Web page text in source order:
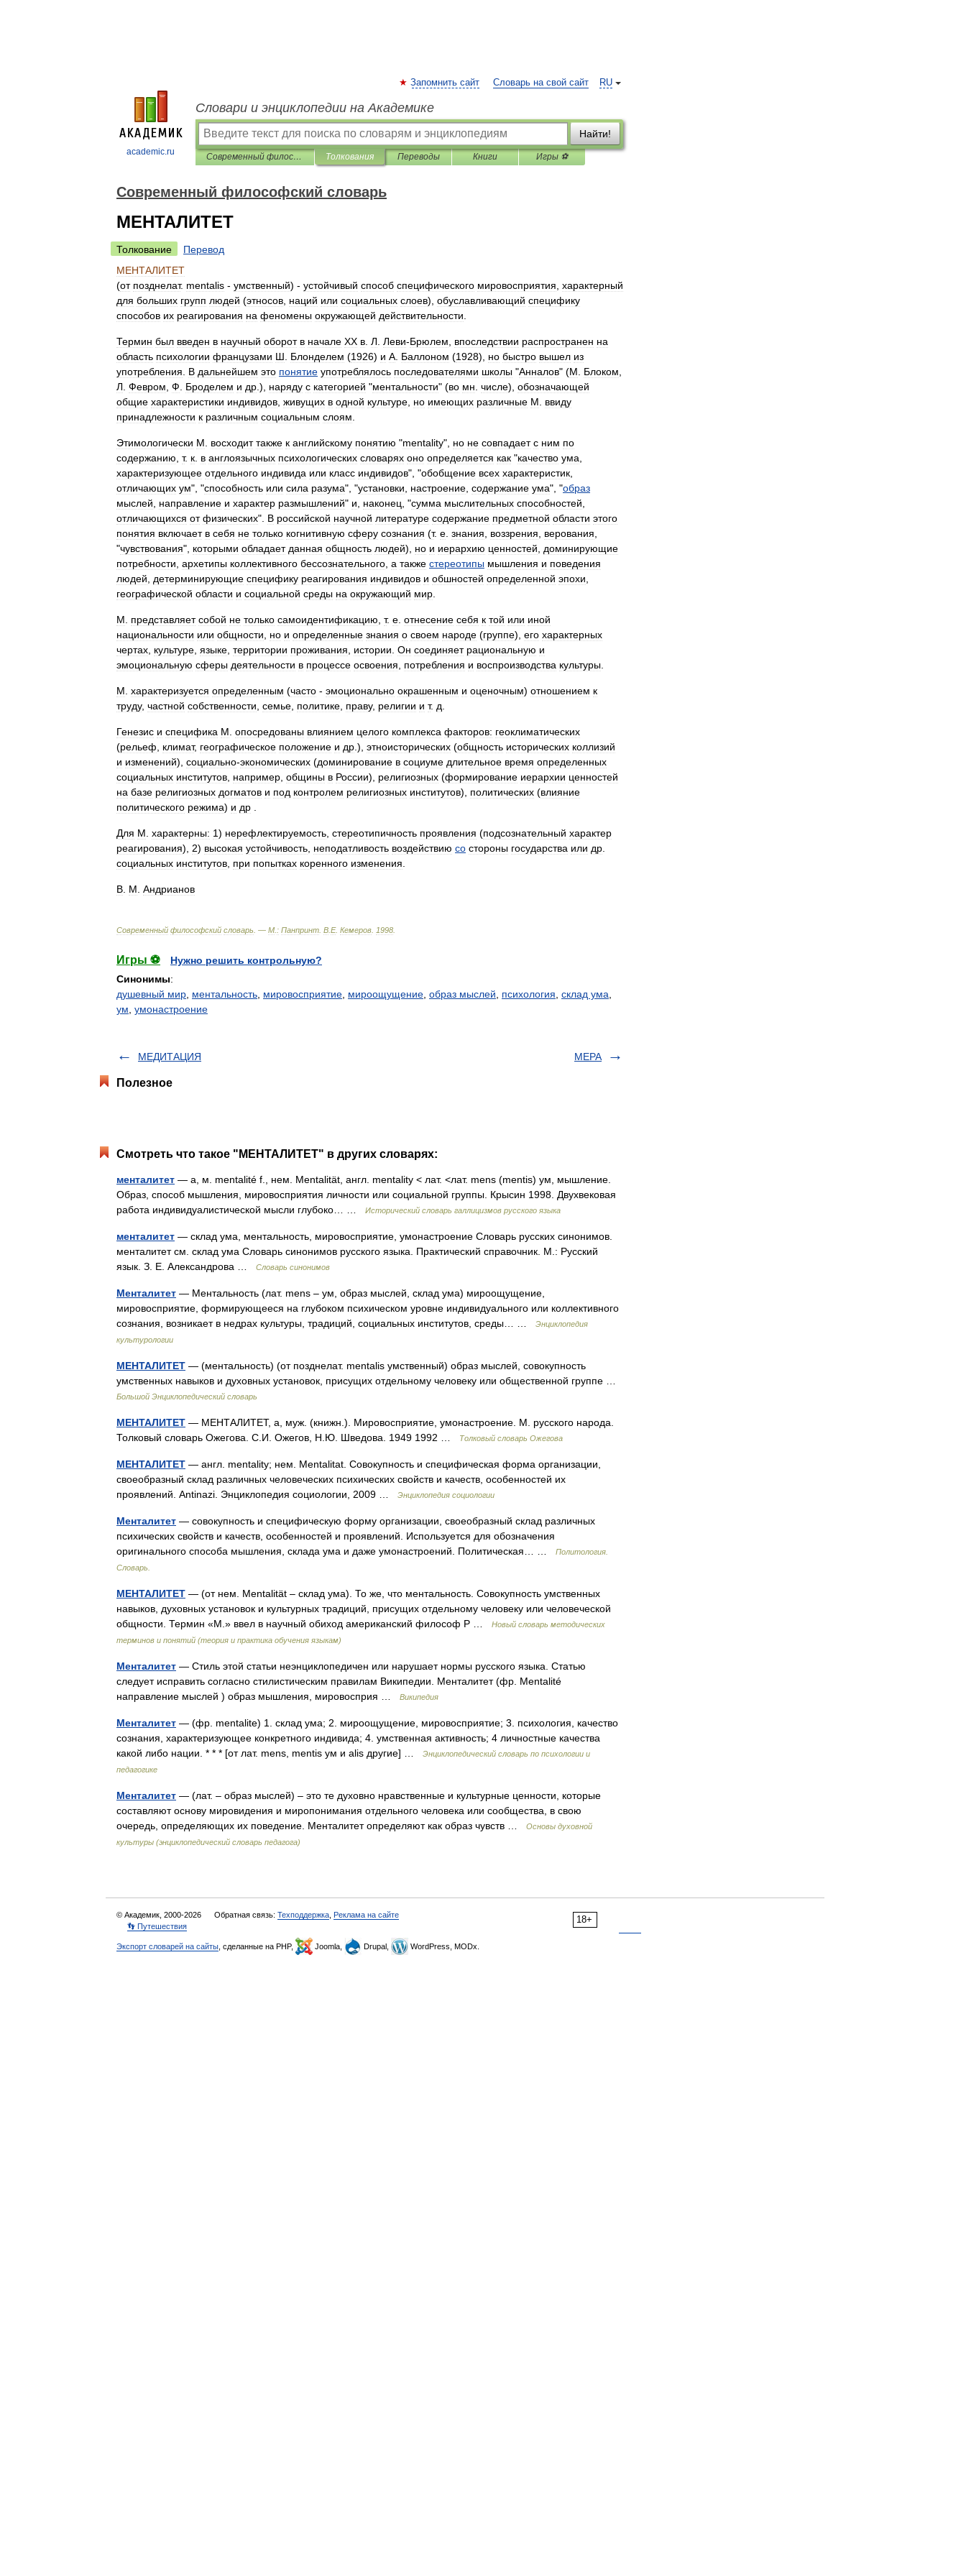
academic.ru
RU
Запомнить сайт Словарь на свой сайт
Словари и энциклопедии на Академике
Найти!
Современный философский словарь Толкования Переводы Книги Игры ⚽
Современный философский словарь
МЕНТАЛИТЕТ
Толкование
Перевод
МЕНТАЛИТЕТ
(от позднелат. mentalis - умственный) - устойчивый способ специфического мировосприятия характерный
для больших групп людей (этносов наций или социальных слоев), обуславливающий специфику
способов их реагирования на феномены окружающей действительности
Термин был введен в научный оборот в начале XX в Л Леви-Брюлем впоследствии распространен на
область психологии французами Ш Блонделем (1926) и А Баллоном (1928), но быстро вышел из
употребления
В дальнейшем это понятие употреблялось последователями школы "Анналов" (М Блоком
Л Февром Ф Броделем и др .), наряду с категорией "ментальности" (во мн числе), обозначающей
общие характеристики индивидов живущих в одной культуре но имеющих различные М
ввиду
принадлежности к различным социальным слоям
Этимологически М восходит также к английскому понятию "mentality", но не совпадает с ним по
содержанию т. к в англоязычных психологических словарях оно определяется как "качество ума
характеризующее отдельного индивида или класс индивидов", "обобщение всех характеристик
отличающих ум", "способность или сила разума", "установки настроение содержание ума", "образ
мыслей
направление и характер размышлений" и наконец , "сумма мыслительных способностей
отличающихся от физических". В российской научной литературе содержание предметной области этого
понятия включает в себя не только когнитивную сферу сознания (т. е знания воззрения верования
"чувствования", которыми обладает данная общность людей), но и иерархию ценностей
доминирующие
потребности архетипы коллективного бессознательного а также стереотипы мышления и поведения
людей
детерминирующие специфику реагирования индивидов и обшностей определенной эпохи
географической области и социальной среды на окружающий мир
М представляет собой не только самоидентификацию т. е отнесение себя к той или иной
национальности или общности но и определенные знания о своем народе (группе), его характерных
чертах культуре языке территории проживания истории Он соединяет рациональную и
эмоциональную сферы деятельности в процессе освоения потребления и воспроизводства культуры
М характеризуется определенным (часто - эмоционально окрашенным и оценочным) отношением к
труду, частной собственности семье политике праву, религии и т. д
Генезис и специфика М опосредованы влиянием целого комплекса факторов: геоклиматических
(рельеф климат, географическое положение и др .), этноисторических (общность исторических коллизий
и изменений), социально-экономических (доминирование в социуме длительное время определенных
социальных институтов например общины в России), религиозных (формирование иерархии ценностей
на базе религиозных догматов и под контролем религиозных институтов), политических (влияние
политического режима) и др
Для М характерны: 1) нерефлектируемость стереотипичность проявления (подсознательный характер
реагирования), 2) высокая устойчивость неподатливость воздействию со стороны государства или др
социальных институтов при попытках коренного изменения
В M Андрианов
Современный философский словарь . — М : Панпринт В Е. Кемеров 1998
Игры ⚽
Нужно решить контрольную?
Синонимы:
душевный мир ментальность мировосприятие мироощущение образ мыслей психология склад ума
ум умонастроение
МЕДИТАЦИЯ МЕРА
Полезное
Смотреть что такое "МЕНТАЛИТЕТ" в других словарях:
менталитет — а, м. mentalité f., нем. Mentalität, англ. mentality < лат. <лат. mens (mentis) ум, мышление.
Образ, способ мышления, мировосприятия личности или социальной группы. Крысин 1998. Двухвековая
работа индивидуалистической мысли глубоко… …
Исторический словарь галлицизмов русского языка
менталитет — склад ума, ментальность, мировосприятие, умонастроение Словарь русских синонимов.
менталитет см. склад ума Словарь синонимов русского языка. Практический справочник. М.: Русский
язык. З. Е. Александрова …
Словарь синонимов
Менталитет — Ментальность (лат. mens – ум, образ мыслей, склад ума) мироощущение,
мировосприятие, формирующееся на глубоком психическом уровне индивидуального или коллективного
сознания, возникает в недрах культуры, традиций, социальных институтов, среды… …
Энциклопедия
культурологии
МЕНТАЛИТЕТ — (ментальность) (от позднелат. mentalis умственный) образ мыслей, совокупность
умственных навыков и духовных установок, присущих отдельному человеку или общественной группе …
Большой Энциклопедический словарь
МЕНТАЛИТЕТ — МЕНТАЛИТЕТ, а, муж. (книжн.). Мировосприятие, умонастроение. М. русского народа.
Толковый словарь Ожегова. С.И. Ожегов, Н.Ю. Шведова. 1949 1992 …
Толковый словарь Ожегова
МЕНТАЛИТЕТ — англ. mentality; нем. Mentalitat. Совокупность и специфическая форма организации,
своеобразный склад различных человеческих психических свойств и качеств, особенностей их
проявлений. Antinazi. Энциклопедия социологии, 2009 …
Энциклопедия социологии
Менталитет — совокупность и специфическую форму организации, своеобразный склад различных
психических свойств и качеств, особенностей и проявлений. Используется для обозначения
оригинального способа мышления, склада ума и даже умонастроений. Политическая… …
Политология.
Словарь.
МЕНТАЛИТЕТ — (от нем. Mentalität – склад ума). То же, что ментальность. Совокупность умственных
навыков, духовных установок и культурных традиций, присущих отдельному человеку или человеческой
общности. Термин «М.» ввел в научный обиход американский философ Р …
Новый словарь методических
терминов и понятий (теория и практика обучения языкам)
Менталитет — Стиль этой статьи неэнциклопедичен или нарушает нормы русского языка. Статью
следует исправить согласно стилистическим правилам Википедии. Менталитет (фр. Mentalité
направление мыслей ) образ мышления, мировосприя …
Википедия
Менталитет — (фр. mentalite) 1. склад ума; 2. мироощущение, мировосприятие; 3. психология, качество
сознания, характеризующее конкретного индивида; 4. умственная активность; 4 личностные качества
какой либо нации. * * * [от лат. mens, mentis ум и alis другие] …
Энциклопедический словарь по психологии и
педагогике
Менталитет — (лат. – образ мыслей) – это те духовно нравственные и культурные ценности, которые
составляют основу мировидения и миропонимания отдельного человека или сообщества, в свою
очередь, определяющих их поведение. Менталитет определяют как образ чувств …
Основы духовной
культуры (энциклопедический словарь педагога)
18+
© Академик, 2000-2026 Обратная связь: Техподдержка Реклама на сайте
👣 Путешествия
Экспорт словарей на сайты , сделанные на PHP, Joomla, Drupal, WordPress, MODx.